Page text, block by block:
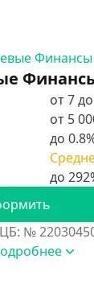
от 7
от 5
до
№